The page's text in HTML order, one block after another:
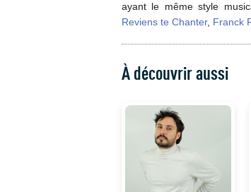
ayant le même style
Reviens te Chanter, Franck
À découvrir aussi